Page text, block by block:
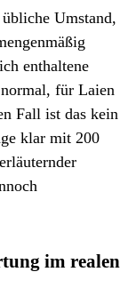
Umstand,
enthaltene
für Laien
Fall ist das kein
klar mit 200
im realen